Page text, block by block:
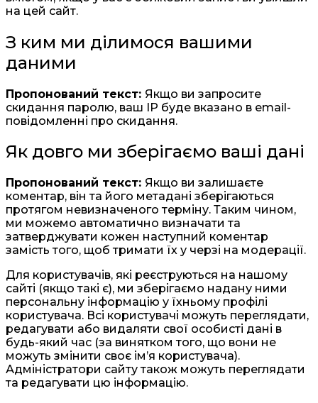
на цей сайт.
З ким ми ділимося вашими
даними
Пропонований текст: Якщо ви запросите
скидання паролю, ваш IP буде вказано в email-
повідомленні про скидання.
Як довго ми зберігаємо ваші дані
Пропонований текст: Якщо ви залишаєте
коментар, він та його метадані зберігаються
протягом невизначеного терміну. Таким чином,
ми можемо автоматично визначати та
затверджувати кожен наступний коментар
замість того, щоб тримати їх у черзі на модерації.
Для користувачів, які реєструються на нашому
сайті (якщо такі є), ми зберігаємо надану ними
персональну інформацію у їхньому профілі
користувача. Всі користувачі можуть переглядати,
редагувати або видаляти свої особисті дані в
будь-який час (за винятком того, що вони не
можуть змінити своє ім’я користувача).
Адміністратори сайту також можуть переглядати
та редагувати цю інформацію.